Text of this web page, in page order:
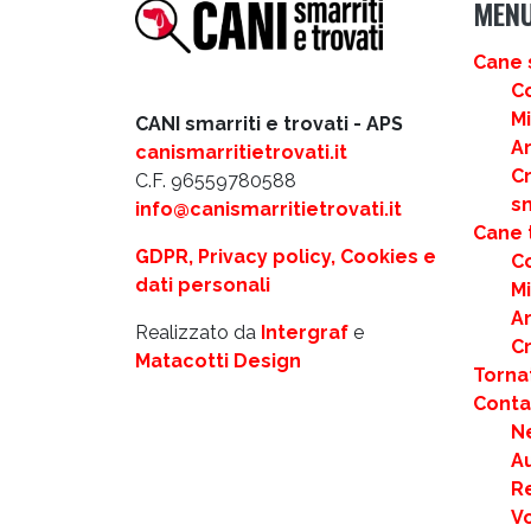
CANI smarriti e trovati - APS
canismarritietrovati.it
C.F. 96559780588
info@canismarritietrovati.it
GDPR, Privacy policy, Cookies e
dati personali
Realizzato da Intergraf e
Matacotti Design
Cane
Cane